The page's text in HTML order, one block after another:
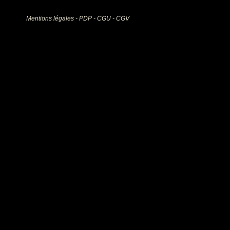
Mentions légales - PDP - CGU - CGV